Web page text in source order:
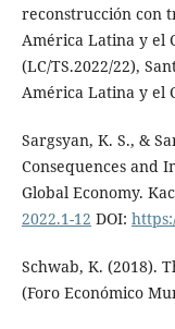
reconstrucción con
América Latina y el
(LC/TS.2022/22),
América Latina y el
Sargsyan, K. S., &
Consequences and
Global Economy.
2022.1-12 DOI:
Schwab, K. (2018).
(Foro Económico